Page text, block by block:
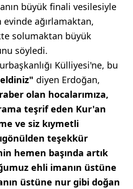
büyük finali vesilesiyle
evinde ağırlamaktan,
solumaktan büyük
söyledi.
Külliyesi'ne, bu
diyen Erdoğan,
olan hocalarımıza,
teşrif eden Kur'an
ve siz kıymetli
teşekkür
hemen başında artık
ehli imanın üstüne
üstüne nur gibi doğan